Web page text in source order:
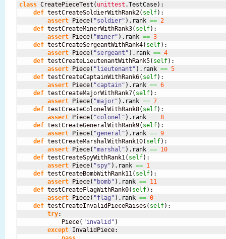
class CreatePieceTest ( unittest .TestCase) :
def testCreateSoldierWithRank2( self) :
assert Piece( "soldier" ) . rank == 2
def testCreateMinerWithRank3( self) :
assert Piece( "miner" ) . rank == 3
def testCreateSergeantWithRank4( self) :
assert Piece( "sergeant" ) . rank == 4
def testCreateLieutenantWithRank5( self) :
assert Piece( "lieutenant" ) . rank == 5
def testCreateCaptainWithRank6( self) :
assert Piece( "captain" ) . rank == 6
def testCreateMajorWithRank7( self) :
assert Piece( "major" ) . rank == 7
def testCreateColonelWithRank8( self) :
assert Piece( "colonel" ) . rank == 8
def testCreateGeneralWithRank9( self) :
assert Piece( "general" ) . rank == 9
def testCreateMarshalWithRank10( self) :
assert Piece( "marshal" ) . rank == 10
def testCreateSpyWithRank1( self) :
assert Piece( "spy" ) . rank == 1
def testCreateBombWithRank11( self) :
assert Piece( "bomb" ) . rank == 11
def testCreateFlagWithRank0( self) :
assert Piece( "flag" ) . rank == 0
def testCreateInvalidPieceRaises ( self) :
try:
            Piece
( "invalid" )
except InvalidPiece: